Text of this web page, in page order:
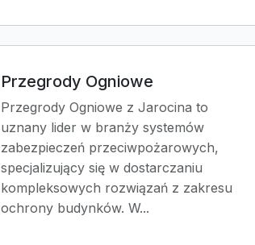
Przegrody Ogniowe
Przegrody Ogniowe z Jarocina to
uznany lider w branży systemów
zabezpieczeń przeciwpożarowych,
specjalizujący się w dostarczaniu
kompleksowych rozwiązań z zakresu
ochrony budynków. W...